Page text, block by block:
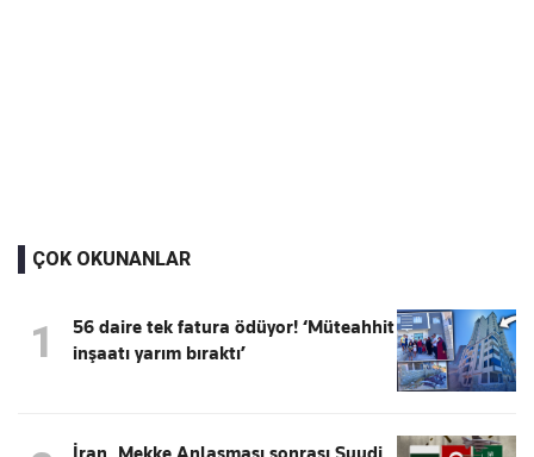
ÇOK OKUNANLAR
1
56 daire tek fatura ödüyor! ‘Müteahhit
inşaatı yarım bıraktı’